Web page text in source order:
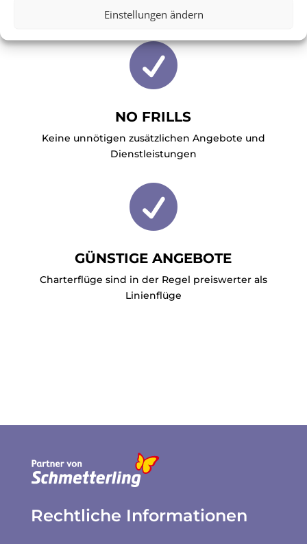
Einstellungen ändern
Flexibel und bedarfsgerecht für den Kunden

NO FRILLS
Keine unnötigen zusätzlichen Angebote und
Dienstleistungen

GÜNSTIGE ANGEBOTE
Charterflüge sind in der Regel preiswerter als
Linienflüge
Rechtliche Informationen